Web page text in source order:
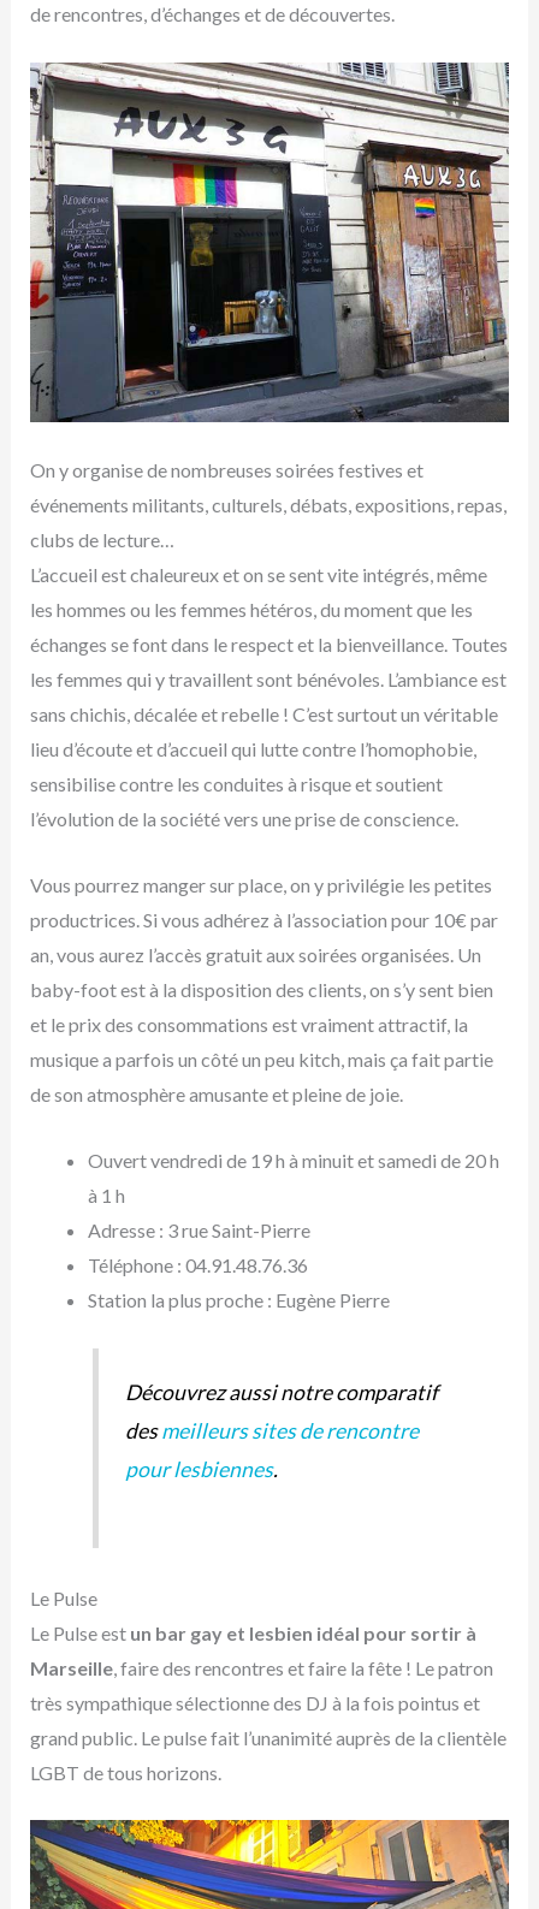
de rencontres, d’échanges et de découvertes.
On y organise de nombreuses soirées festives et
événements militants, culturels, débats, expositions, repas,
clubs de lecture…
L’accueil est chaleureux et on se sent vite intégrés, même
les hommes ou les femmes hétéros, du moment que les
échanges se font dans le respect et la bienveillance. Toutes
les femmes qui y travaillent sont bénévoles. L’ambiance est
sans chichis, décalée et rebelle ! C’est surtout un véritable
lieu d’écoute et d’accueil qui lutte contre l’homophobie,
sensibilise contre les conduites à risque et soutient
l’évolution de la société vers une prise de conscience.
Vous pourrez manger sur place, on y privilégie les petites
productrices. Si vous adhérez à l’association pour 10€ par
an, vous aurez l’accès gratuit aux soirées organisées. Un
baby-foot est à la disposition des clients, on s’y sent bien
et le prix des consommations est vraiment attractif, la
musique a parfois un côté un peu kitch, mais ça fait partie
de son atmosphère amusante et pleine de joie.
Ouvert vendredi de 19 h à minuit et samedi de 20 h
à 1 h
Adresse : 3 rue Saint-Pierre
Téléphone : 04.91.48.76.36
Station la plus proche : Eugène Pierre
Découvrez aussi notre comparatif
desmeilleurs sites de rencontre
pour lesbiennes.
Le Pulse
Le Pulse est un bar gay et lesbien idéal pour sortir à
Marseille, faire des rencontres et faire la fête ! Le patron
très sympathique sélectionne des DJ à la fois pointus et
grand public. Le pulse fait l’unanimité auprès de la clientèle
LGBT de tous horizons.